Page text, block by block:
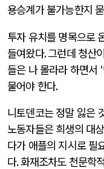
용승계가 불가능한지
투자 유치를 명목으로
들여왔다.그런데 청산
들은 나 몰라라 하면서 ‘
물어야 한다.
니토덴코는 정말 잃은
노동자들은 희생의 대
다가 애플의 지시로 필
다.화재조차도 천문학